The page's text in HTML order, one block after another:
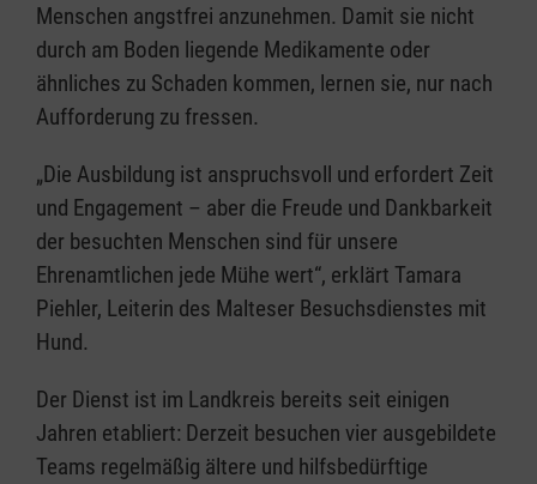
Menschen angstfrei anzunehmen. Damit sie nicht
durch am Boden liegende Medikamente oder
ähnliches zu Schaden kommen, lernen sie, nur nach
Aufforderung zu fressen.
„Die Ausbildung ist anspruchsvoll und erfordert Zeit
und Engagement – aber die Freude und Dankbarkeit
der besuchten Menschen sind für unsere
Ehrenamtlichen jede Mühe wert“, erklärt Tamara
Piehler, Leiterin des Malteser Besuchsdienstes mit
Hund.
Der Dienst ist im Landkreis bereits seit einigen
Jahren etabliert: Derzeit besuchen vier ausgebildete
Teams regelmäßig ältere und hilfsbedürftige